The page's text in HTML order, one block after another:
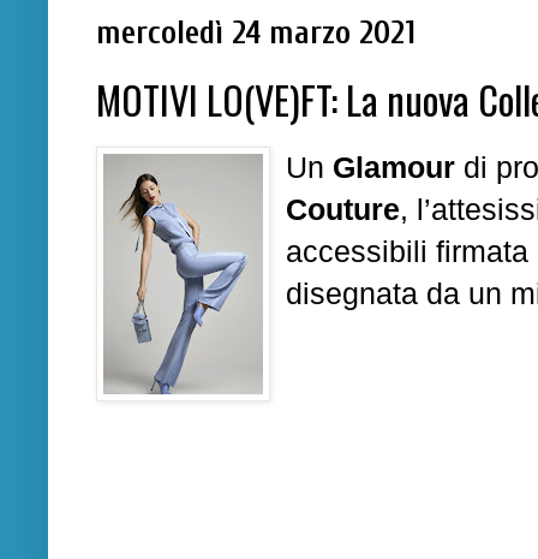
mercoledì 24 marzo 2021
MOTIVI LO(VE)FT: La nuova
Un Glamour di
Couture,
accessibili firmata
disegnata da un